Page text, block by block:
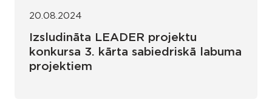
20.08.2024
Izsludināta LEADER projektu
konkursa 3. kārta sabiedriskā labuma
projektiem